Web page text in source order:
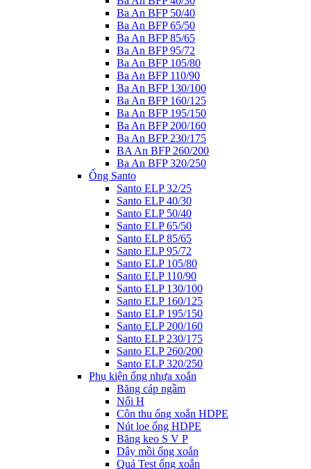
Ba An BFP 50/40
Ba An BFP 65/50
Ba An BFP 85/65
Ba An BFP 95/72
Ba An BFP 105/80
Ba An BFP 110/90
Ba An BFP 130/100
Ba An BFP 160/125
Ba An BFP 195/150
Ba An BFP 200/160
Ba An BFP 230/175
BA An BFP 260/200
Ba An BFP 320/250
Ống Santo
Santo ELP 32/25
Santo ELP 40/30
Santo ELP 50/40
Santo ELP 65/50
Santo ELP 85/65
Santo ELP 95/72
Santo ELP 105/80
Santo ELP 110/90
Santo ELP 130/100
Santo ELP 160/125
Santo ELP 195/150
Santo ELP 200/160
Santo ELP 230/175
Santo ELP 260/200
Santo ELP 320/250
Phụ kiện ống nhựa xoắn
Băng cáp ngầm
Nối H
Côn thu ống xoắn HDPE
Nút loe ống HDPE
Băng keo S V P
Dây mồi ống xoắn
Quả Test ống xoắn